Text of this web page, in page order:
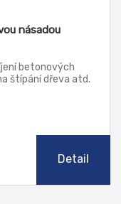
násadou
betonových
štípání dřeva atd.
Detail